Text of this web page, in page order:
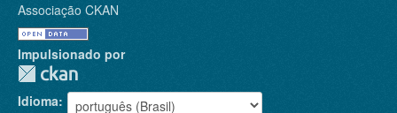
Associação CKAN
Impulsionado por
Idioma